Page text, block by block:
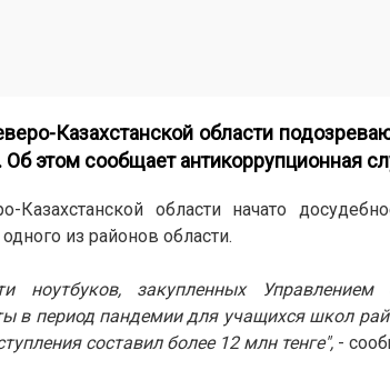
Казахстанской области
этом сообщает антикоррупционная
Казахстанской области начато
из районов области.
ноутбуков, закупленных Управлением
в период пандемии для учащихся школ
составил более 12 млн тенге", -